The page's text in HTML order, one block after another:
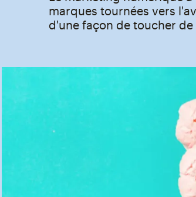
marques tournées vers
d'une façon de toucher